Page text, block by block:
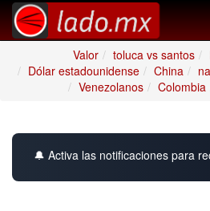
Valor
toluca vs santos
Dólar estadounidense
China
Venezolanos
Colombia
🔔 Activa las notificaciones para